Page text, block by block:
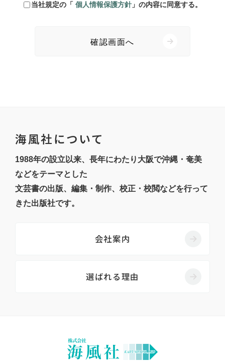
当社規定の「個人情報保護方針 」の内容に同意する。
海風社について
1988年の設立以来、長年にわたり大阪で沖縄・奄美
などをテーマとした
文芸書の出版、編集・制作、校正・校閲などを行って
きた出版社です。
会社案内
選ばれる理由